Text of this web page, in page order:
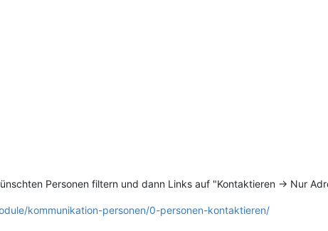
Personen filtern und dann Links auf "Kontaktieren -> Nur
kommunikation-personen/0-personen-kontaktieren/